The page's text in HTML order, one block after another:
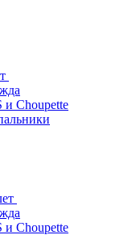
Choupette
Choupette